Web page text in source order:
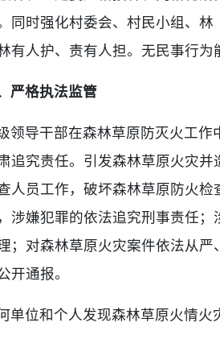
同时强化村委会、村民小组、
有人护、责有人担。无民事行
严格执法监管
领导干部在森林草原防灭火工
追究责任。引发森林草原火灾
人员工作，破坏森林草原防火
涉嫌犯罪的依法追究刑事责任
；对森林草原火灾案件依法从
开通报。
单位和个人发现森林草原火情火